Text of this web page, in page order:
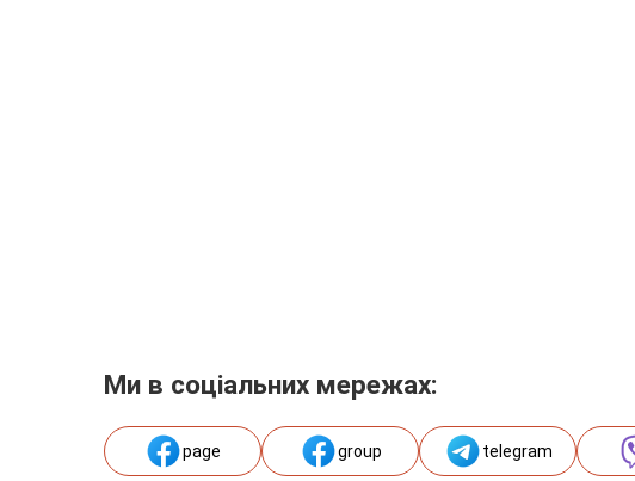
Ми в соціальних мережах:
page group telegram